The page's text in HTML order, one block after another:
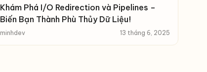
Khám Phá I/O Redirection và Pipelines –
Biến Bạn Thành Phù Thủy Dữ Liệu!
minhdev 13 tháng 6, 2025